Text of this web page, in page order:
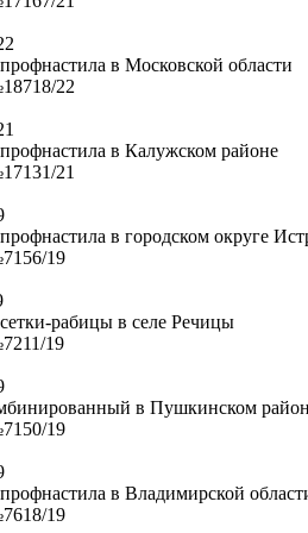
в Московской области
22
профнастила в Калужском районе
21
в городском округе
19
рабицы в селе Речицы
19
в Пушкинском
19
в Владимирской
19